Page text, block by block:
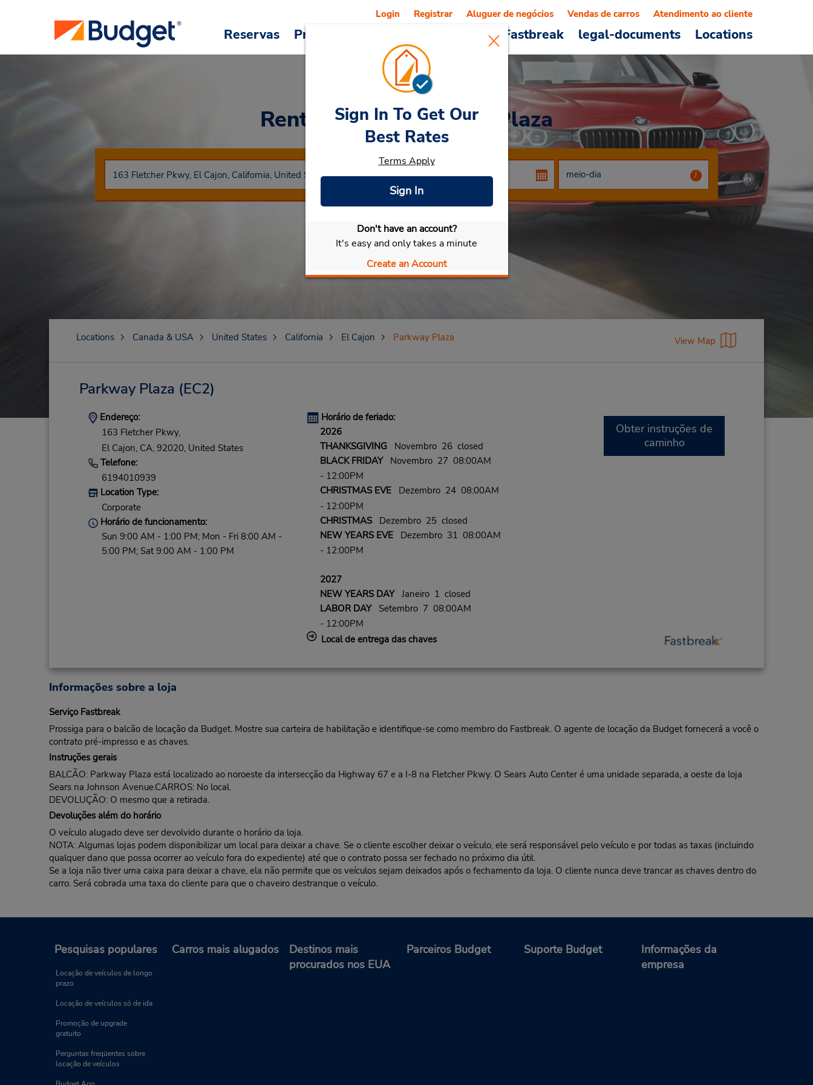
Reservas Promoções Veículos e serviços Fastbreak legal-documents Locations
Login Registrar Aluguer de negócios Vendas de carros Atendimento ao cliente
Rent a Car at Parkway Plaza
Selecionar meu carro
Sign In To Get Our
Best Rates
Terms Apply
Sign In
Don't have an account?
It's easy and only takes a minute
Create an Account
Locations Canada & USA United States California El Cajon Parkway Plaza View Map
Parkway Plaza (EC2)
Endereço:
163 Fletcher Pkwy,
El Cajon, CA, 92020, United States
Telefone:
6194010939
Location Type:
Corporate
Horário de funcionamento:
Sun 9:00 AM - 1:00 PM; Mon - Fri 8:00 AM -
5:00 PM; Sat 9:00 AM - 1:00 PM
Horário de feriado:
2026
THANKSGIVINGNovembro 26 closed
BLACK FRIDAYNovembro 27 08:00AM
- 12:00PM
CHRISTMAS EVEDezembro 24 08:00AM
- 12:00PM
CHRISTMASDezembro 25 closed
NEW YEARS EVEDezembro 31 08:00AM
- 12:00PM
2027
NEW YEARS DAYJaneiro 1 closed
LABOR DAYSetembro 7 08:00AM
- 12:00PM
Local de entrega das chaves
Obter instruções de
caminho
Informações sobre a loja
Serviço Fastbreak
Prossiga para o balcão de locação da Budget. Mostre sua carteira de habilitação e identifique-se como membro do Fastbreak. O agente de locação da Budget fornecerá a você o
contrato pré-impresso e as chaves.
Instruções gerais
BALCÃO: Parkway Plaza está localizado ao noroeste da intersecção da Highway 67 e a I-8 na Fletcher Pkwy. O Sears Auto Center é uma unidade separada, a oeste da loja
Sears na Johnson Avenue.CARROS: No local.
DEVOLUÇÃO: O mesmo que a retirada.
Devoluções além do horário
O veículo alugado deve ser devolvido durante o horário da loja.
NOTA: Algumas lojas podem disponibilizar um local para deixar a chave. Se o cliente escolher deixar o veículo, ele será responsável pelo veículo e por todas as taxas (incluindo
qualquer dano que possa ocorrer ao veículo fora do expediente) até que o contrato possa ser fechado no próximo dia útil.
Se a loja não tiver uma caixa para deixar a chave, ela não permite que os veículos sejam deixados após o fechamento da loja. O cliente nunca deve trancar as chaves dentro do
carro. Será cobrada uma taxa do cliente para que o chaveiro destranque o veículo.
Pesquisas populares
Locação de veículos de longo
prazo
Locação de veículos só de ida
Promoção de upgrade
gratuito
Perguntas freqüentes sobre
locação de veículos
Carros mais alugados
Destinos mais
procurados nos EUA
Parceiros Budget Suporte Budget
Informações da
empresa